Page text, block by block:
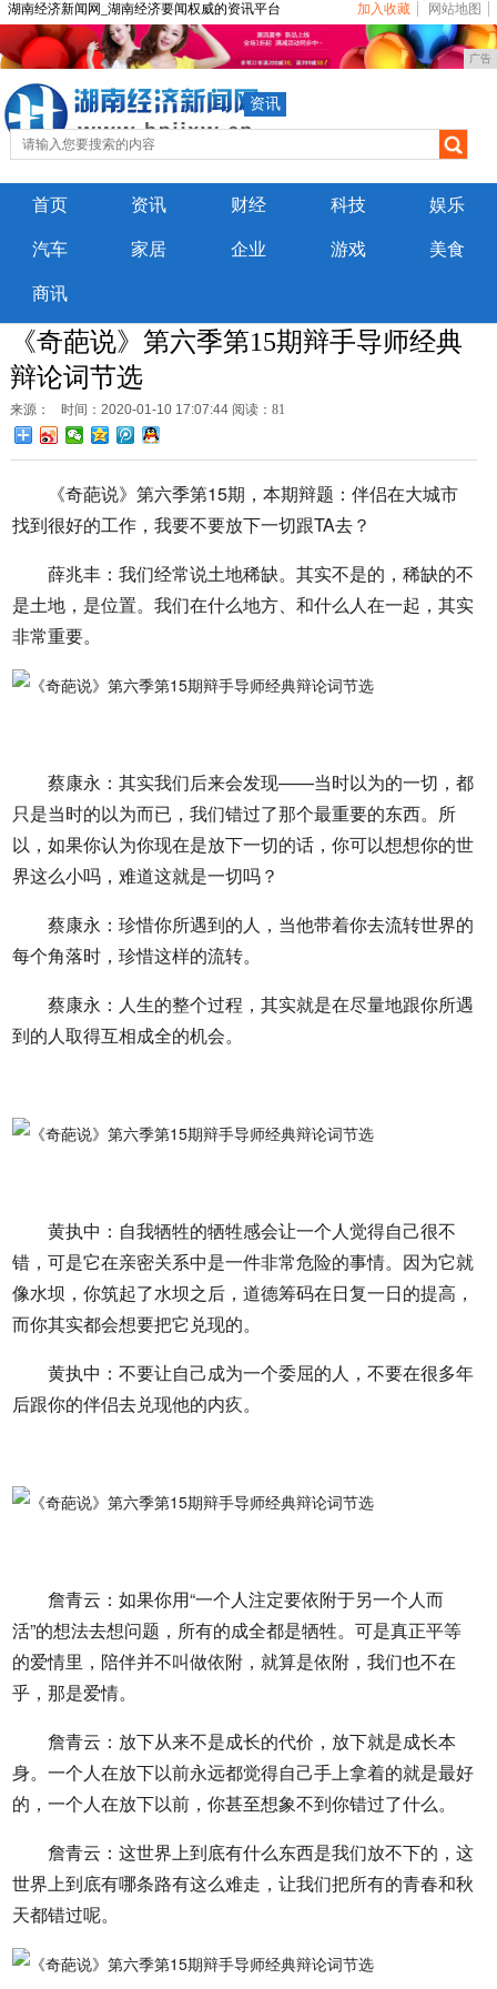
湖南经济新闻网_湖南经济要闻权威的资讯平台 加入收藏 网站地图
广告
资讯
首页 资讯 财经 科技 娱乐
汽车 家居 企业 游戏 美食
商讯
《奇葩说》第六季第15期辩手导师经典
辩论词节选
来源： 时间：2020-01-10 17:07:44 阅读：81
《奇葩说》第六季第15期，本期辩题：伴侣在大城市
找到很好的工作，我要不要放下一切跟TA去？
薛兆丰：我们经常说土地稀缺。其实不是的，稀缺的不
是土地，是位置。我们在什么地方、和什么人在一起，其实
非常重要。
蔡康永：其实我们后来会发现——当时以为的一切，都
只是当时的以为而已，我们错过了那个最重要的东西。所
以，如果你认为你现在是放下一切的话，你可以想想你的世
界这么小吗，难道这就是一切吗？
蔡康永：珍惜你所遇到的人，当他带着你去流转世界的
每个角落时，珍惜这样的流转。
蔡康永：人生的整个过程，其实就是在尽量地跟你所遇
到的人取得互相成全的机会。
黄执中：自我牺牲的牺牲感会让一个人觉得自己很不
错，可是它在亲密关系中是一件非常危险的事情。因为它就
像水坝，你筑起了水坝之后，道德筹码在日复一日的提高，
而你其实都会想要把它兑现的。
黄执中：不要让自己成为一个委屈的人，不要在很多年
后跟你的伴侣去兑现他的内疚。
詹青云：如果你用“一个人注定要依附于另一个人而
活”的想法去想问题，所有的成全都是牺牲。可是真正平等
的爱情里，陪伴并不叫做依附，就算是依附，我们也不在
乎，那是爱情。
詹青云：放下从来不是成长的代价，放下就是成长本
身。一个人在放下以前永远都觉得自己手上拿着的就是最好
的，一个人在放下以前，你甚至想象不到你错过了什么。
詹青云：这世界上到底有什么东西是我们放不下的，这
世界上到底有哪条路有这么难走，让我们把所有的青春和秋
天都错过呢。